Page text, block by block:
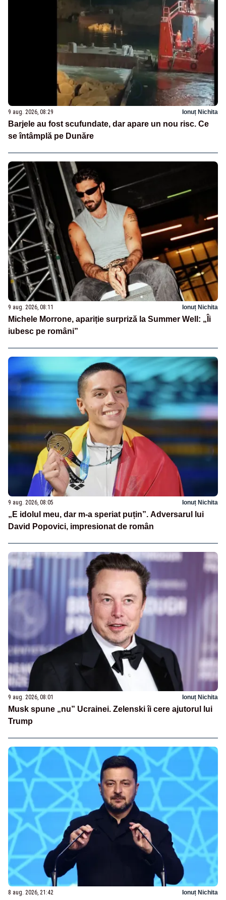
9 aug. 2026, 08:29 Ionuț Nichita
Barjele au fost scufundate, dar apare un nou risc. Ce
se întâmplă pe Dunăre
9 aug. 2026, 08:11 Ionuț Nichita
Michele Morrone, apariție surpriză la Summer Well: „Îi
iubesc pe români”
9 aug. 2026, 08:05 Ionuț Nichita
„E idolul meu, dar m-a speriat puțin”. Adversarul lui
David Popovici, impresionat de român
9 aug. 2026, 08:01 Ionuț Nichita
Musk spune „nu” Ucrainei. Zelenski îi cere ajutorul lui
Trump
8 aug. 2026, 21:42 Ionuț Nichita